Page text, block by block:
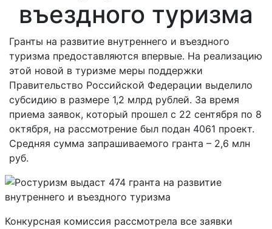
въездного туризма
Гранты на развитие внутреннего и въездного
туризма предоставляются впервые. На реализацию
этой новой в туризме меры поддержки
Правительство Российской Федерации выделило
субсидию в размере 1,2 млрд рублей. За время
приема заявок, который прошел с 22 сентября по 8
октября, на рассмотрение был подан 4061 проект.
Средняя сумма запрашиваемого гранта – 2,6 млн
руб.
Конкурсная комиссия рассмотрела все заявки